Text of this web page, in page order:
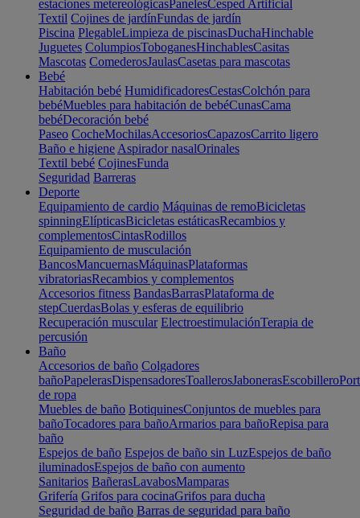
estaciones metereológicasPanelesCesped Artificial
Textil Cojines de jardínFundas de jardín
Piscina PlegableLimpieza de piscinasDuchaHinchable
Juguetes ColumpiosToboganesHinchablesCasitas
Mascotas ComederosJaulasCasetas para mascotas
Bebé
Habitación bebé HumidificadoresCestasColchón para
bebéMuebles para habitación de bebéCunasCama
bebéDecoración bebé
Paseo CocheMochilasAccesoriosCapazosCarrito ligero
Baño e higiene Aspirador nasalOrinales
Textil bebé CojinesFunda
Seguridad Barreras
Deporte
Equipamiento de cardio Máquinas de remoBicicletas
spinningElípticasBicicletas estáticasRecambios y
complementosCintasRodillos
Equipamiento de musculación
BancosMancuernasMáquinasPlataformas
vibratoriasRecambios y complementos
Accesorios fitness BandasBarrasPlataforma de
stepCuerdasBolas y esferas de equilibrio
Recuperación muscular ElectroestimulaciónTerapia de
percusión
Baño
Accesorios de baño Colgadores
bañoPapelerasDispensadoresToallerosJabonerasEscobillero
de ropa
Muebles de baño BotiquinesConjuntos de muebles para
bañoTocadores para bañoArmarios para bañoRepisa para
baño
Espejos de baño Espejos de baño sin LuzEspejos de baño
iluminadosEspejos de baño con aumento
Sanitarios BañerasLavabosMamparas
Grifería Grifos para cocinaGrifos para ducha
Seguridad de baño Barras de seguridad para baño